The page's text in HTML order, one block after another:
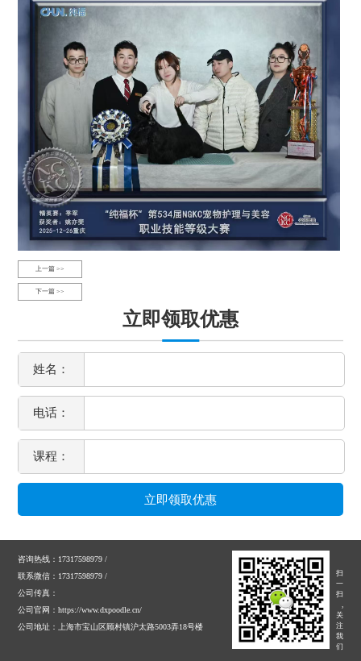
上一篇 >>
下一篇 >>
立即领取优惠
姓名：
电话：
课程：
咨询热线：17317598979 /
联系微信：17317598979 /
公司传真：
公司官网：https://www.dxpoodle.cn/
公司地址：上海市宝山区顾村镇沪太路5003弄18号楼
扫
一
扫
关
注
我
们